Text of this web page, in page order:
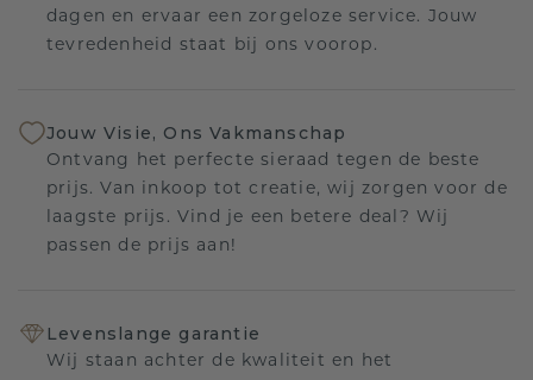
dagen en ervaar een zorgeloze service. Jouw
tevredenheid staat bij ons voorop.
Jouw Visie, Ons Vakmanschap
Ontvang het perfecte sieraad tegen de beste
prijs. Van inkoop tot creatie, wij zorgen voor de
laagste prijs. Vind je een betere deal? Wij
passen de prijs aan!
Levenslange garantie
Wij staan achter de kwaliteit en het